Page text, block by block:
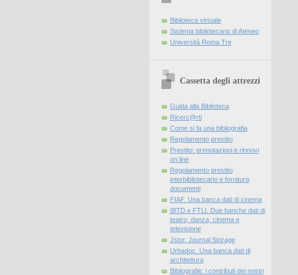
Biblioteca virtuale
Sistema bibliotecario di Ateneo
Università Roma Tre
Cassetta degli attrezzi
Guida alla Biblioteca
Ricerc@rti
Come si fa una bibliografia
Regolamento prestito
Prestito: prenotazioni e rinnovi
on line
Regolamento prestito
interbibliotecario e fornitura
documenti
FIAF. Una banca dati di cinema
IBTD e FTLI. Due banche dati di
teatro, danza, cinema e
televisione
Jstor. Journal Storage
Urbadoc. Una banca dati di
architettura
Bibliografie: i contributi dei nostri